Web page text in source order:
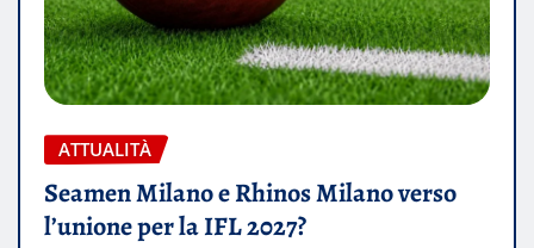
ATTUALITÀ
Seamen Milano e Rhinos Milano verso
l’unione per la IFL 2027?